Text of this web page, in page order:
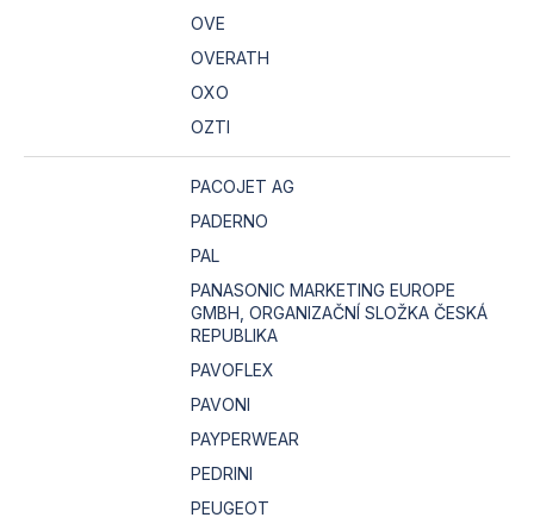
OVE
OVERATH
OXO
OZTI
PACOJET AG
PADERNO
PAL
PANASONIC MARKETING EUROPE
GMBH, ORGANIZAČNÍ SLOŽKA ČESKÁ
REPUBLIKA
PAVOFLEX
PAVONI
PAYPERWEAR
PEDRINI
PEUGEOT